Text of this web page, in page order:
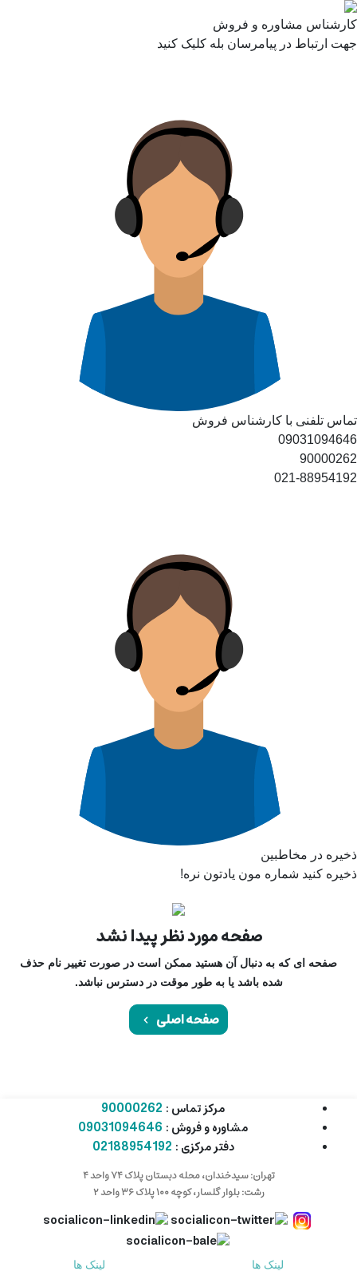
کارشناس مشاوره و فروش
جهت ارتباط در پیامرسان بله کلیک کنید
تماس تلفنی با کارشناس فروش
09031094646
90000262
021-88954192
ذخیره در مخاطبین
ذخیره کنید شماره مون یادتون نره!
صفحه مورد نظر پیدا نشد
صفحه ای که به دنبال آن هستید ممکن است در صورت تغییر نام حذف
شده باشد یا به طور موقت در دسترس نباشد.
صفحه اصلی
مرکز تماس : 90000262
مشاوره و فروش : 09031094646
دفتر مرکزی : 02188954192
تهران: سیدخندان، محله دبستان پلاک ۷۴ واحد ۴
رشت: بلوار گلسار، کوچه ۱۰۰ پلاک ۳۶ واحد ۲
لینک ها لینک ها